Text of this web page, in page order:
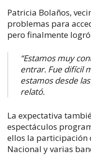
Patricia Bolaños,
problemas para
pero finalmente
“Estamos muy
entrar. Fue difícil
estamos desde
relató.
La expectativa
espectáculos
ellos la participación
Nacional y varias